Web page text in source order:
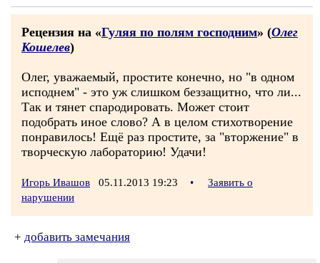
Рецензия на «Гуляя по полям господним» (Олег
Кошелев)
Олег, уважаемый, простите конечно, но "в одном
исподнем" - это уж слишком беззащитно, что ли...
Так и тянет спародировать. Может стоит
подобрать иное слово? А в целом стихотворение
понравилось! Ещё раз простите, за "вторжение" в
творческую лабораторию! Удачи!
Игорь Ивашов 05.11.2013 19:23 •
Заявить о
нарушении
+ добавить замечания